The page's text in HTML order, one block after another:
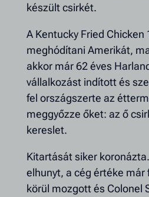
készült csirkét.
A Kentucky Fried
meghódítani Amerikát,
akkor már 62 éves
vállalkozást indított és
fel országszerte az
meggyőzze őket: az ő
kereslet.
Kitartását siker
elhunyt, a cég értéke már
körül mozgott és Colonel